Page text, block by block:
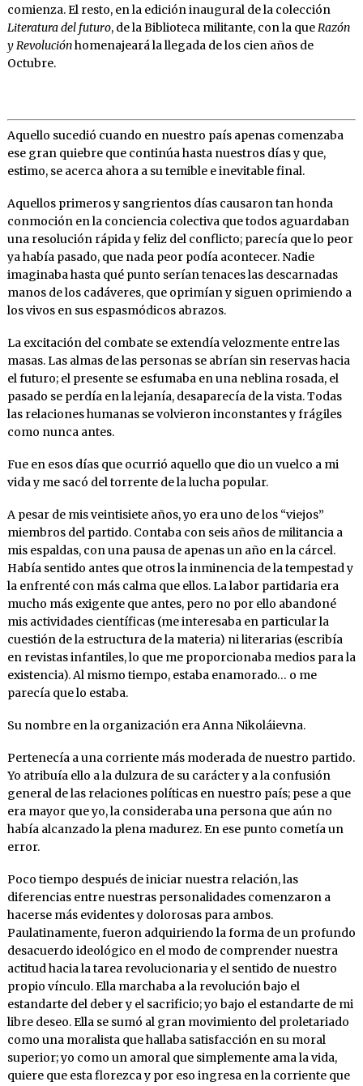
comienza. El resto, en la edición inaugural de la colección
Literatura del futuro, de la Biblioteca militante, con la queRazón
y Revoluciónhomenajeará la llegada de los cien años de
Octubre.
Aquello sucedió cuando en nuestro país apenas comenzaba
ese gran quiebre que continúa hasta nuestros días y que,
estimo, se acerca ahora a su temible e inevitable final.
Aquellos primeros y sangrientos días causaron tan honda
conmoción en la conciencia colectiva que todos aguardaban
una resolución rápida y feliz del conflicto; parecía que lo peor
ya había pasado, que nada peor podía acontecer. Nadie
imaginaba hasta qué punto serían tenaces las descarnadas
manos de los cadáveres, que oprimían y siguen oprimiendo a
los vivos en sus espasmódicos abrazos.
La excitación del combate se extendía velozmente entre las
masas. Las almas de las personas se abrían sin reservas hacia
el futuro; el presente se esfumaba en una neblina rosada, el
pasado se perdía en la lejanía, desaparecía de la vista. Todas
las relaciones humanas se volvieron inconstantes y frágiles
como nunca antes.
Fue en esos días que ocurrió aquello que dio un vuelco a mi
vida y me sacó del torrente de la lucha popular.
A pesar de mis veintisiete años, yo era uno de los “viejos”
miembros del partido. Contaba con seis años de militancia a
mis espaldas, con una pausa de apenas un año en la cárcel.
Había sentido antes que otros la inminencia de la tempestad y
la enfrenté con más calma que ellos. La labor partidaria era
mucho más exigente que antes, pero no por ello abandoné
mis actividades científicas (me interesaba en particular la
cuestión de la estructura de la materia) ni literarias (escribía
en revistas infantiles, lo que me proporcionaba medios para la
existencia). Al mismo tiempo, estaba enamorado… o me
parecía que lo estaba.
Su nombre en la organización era Anna Nikoláievna.
Pertenecía a una corriente más moderada de nuestro partido.
Yo atribuía ello a la dulzura de su carácter y a la confusión
general de las relaciones políticas en nuestro país; pese a que
era mayor que yo, la consideraba una persona que aún no
había alcanzado la plena madurez. En ese punto cometía un
error.
Poco tiempo después de iniciar nuestra relación, las
diferencias entre nuestras personalidades comenzaron a
hacerse más evidentes y dolorosas para ambos.
Paulatinamente, fueron adquiriendo la forma de un profundo
desacuerdo ideológico en el modo de comprender nuestra
actitud hacia la tarea revolucionaria y el sentido de nuestro
propio vínculo. Ella marchaba a la revolución bajo el
estandarte del deber y el sacrificio; yo bajo el estandarte de mi
libre deseo. Ella se sumó al gran movimiento del proletariado
como una moralista que hallaba satisfacción en su moral
superior; yo como un amoral que simplemente ama la vida,
quiere que esta florezca y por eso ingresa en la corriente que